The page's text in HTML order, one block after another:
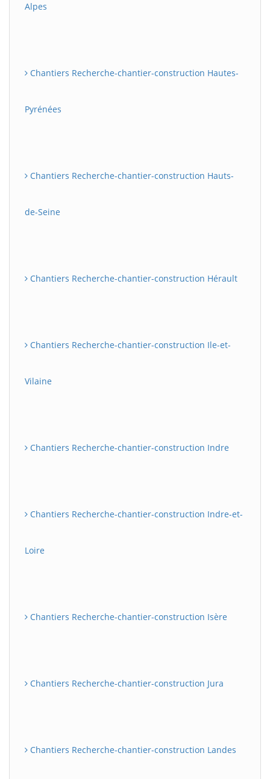
Alpes
Chantiers Recherche-chantier-construction Hautes-
Pyrénées
Chantiers Recherche-chantier-construction Hauts-
de-Seine
Chantiers Recherche-chantier-construction Hérault
Chantiers Recherche-chantier-construction Ile-et-
Vilaine
Chantiers Recherche-chantier-construction Indre
Chantiers Recherche-chantier-construction Indre-et-
Loire
Chantiers Recherche-chantier-construction Isère
Chantiers Recherche-chantier-construction Jura
Chantiers Recherche-chantier-construction Landes